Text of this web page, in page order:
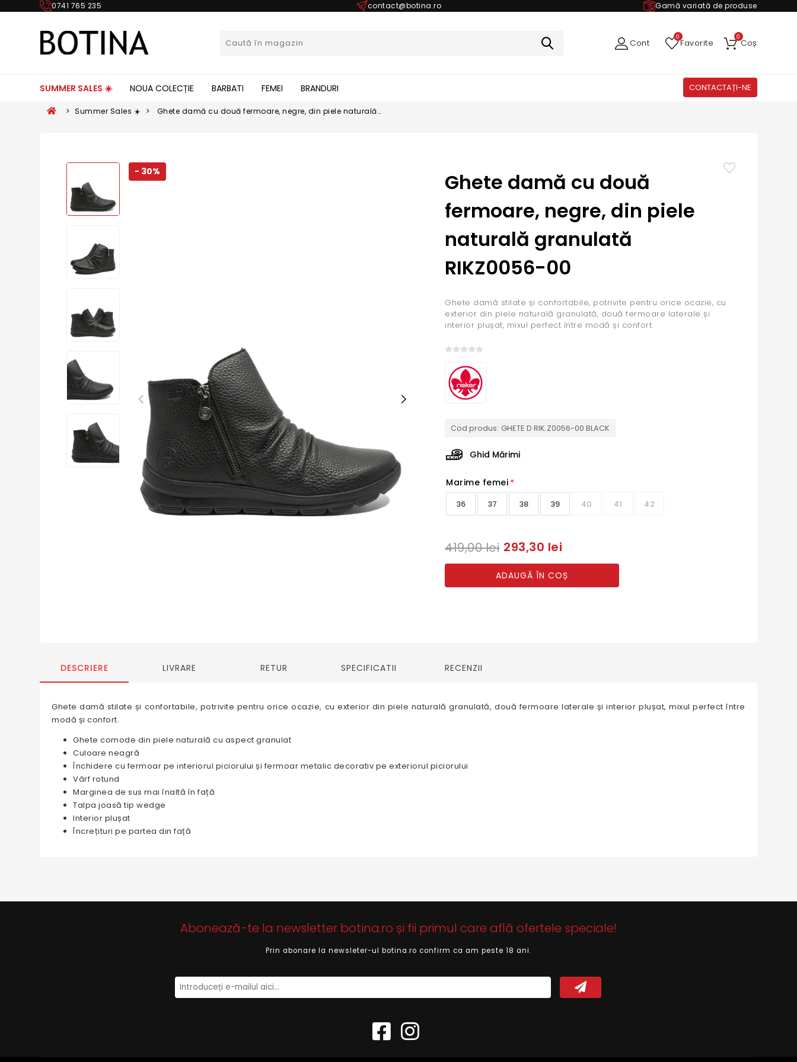
0741 765 235 contact@botina.ro Gamă variată de produse
Cont Favorite
0
Coș
0
SUMMER SALES ☀️ NOUA COLECȚIE BARBATI FEMEI BRANDURI CONTACTAȚI-NE
> Summer Sales ☀️ >
Ghete damă cu două fermoare, negre, din piele naturală
- 30%
Ghete damă cu două
fermoare, negre, din piele
naturală granulată
RIKZ0056-00
Ghete damă stilate și confortabile, potrivite pentru orice ocazie, cu
exterior din piele naturală granulată, două fermoare laterale și
interior plușat, mixul perfect între modă și confort.
Cod produs: GHETE D RIK Z0056-00 BLACK
Ghid Mărimi
Marime femei *
36 37 38 39 40 41 42
419,00 lei 293,30 lei
ADAUGĂ ÎN COȘ
DESCRIERE LIVRARE RETUR SPECIFICATII RECENZII
Ghete damă stilate și confortabile, potrivite pentru orice ocazie, cu exterior din piele naturală granulată, două fermoare laterale și interior plușat, mixul perfect între
modă și confort.
Ghete comode din piele naturală cu aspect granulat
Culoare neagră
Închidere cu fermoar pe interiorul piciorului și fermoar metalic decorativ pe exteriorul piciorului
Vârf rotund
Marginea de sus mai înaltă în față
Talpa joasă tip wedge
Interior plușat
Încrețituri pe partea din față
Abonează-te la newsletter botina.ro și fii primul care află ofertele speciale!
Prin abonare la newsleter-ul botina.ro confirm ca am peste 18 ani.